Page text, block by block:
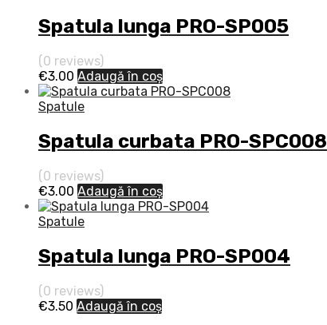
Spatula lunga PRO-SP005
(0 reviews)
€3.00 Adaugă în coș
Spatule
Spatula curbata PRO-SPC008
(0 reviews)
€3.00 Adaugă în coș
Spatule
Spatula lunga PRO-SP004
(0 reviews)
€3.50 Adaugă în coș